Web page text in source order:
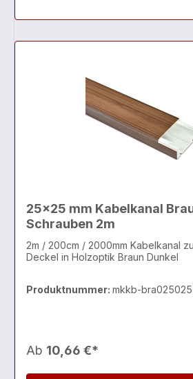
25x25 mm Kabelkanal
Schrauben 2m
2m / 200cm / 2000mm Kabelkanal
Deckel in Holzoptik Braun Dunkel
Produktnummer: mkkb-
Ab 10,66 €*